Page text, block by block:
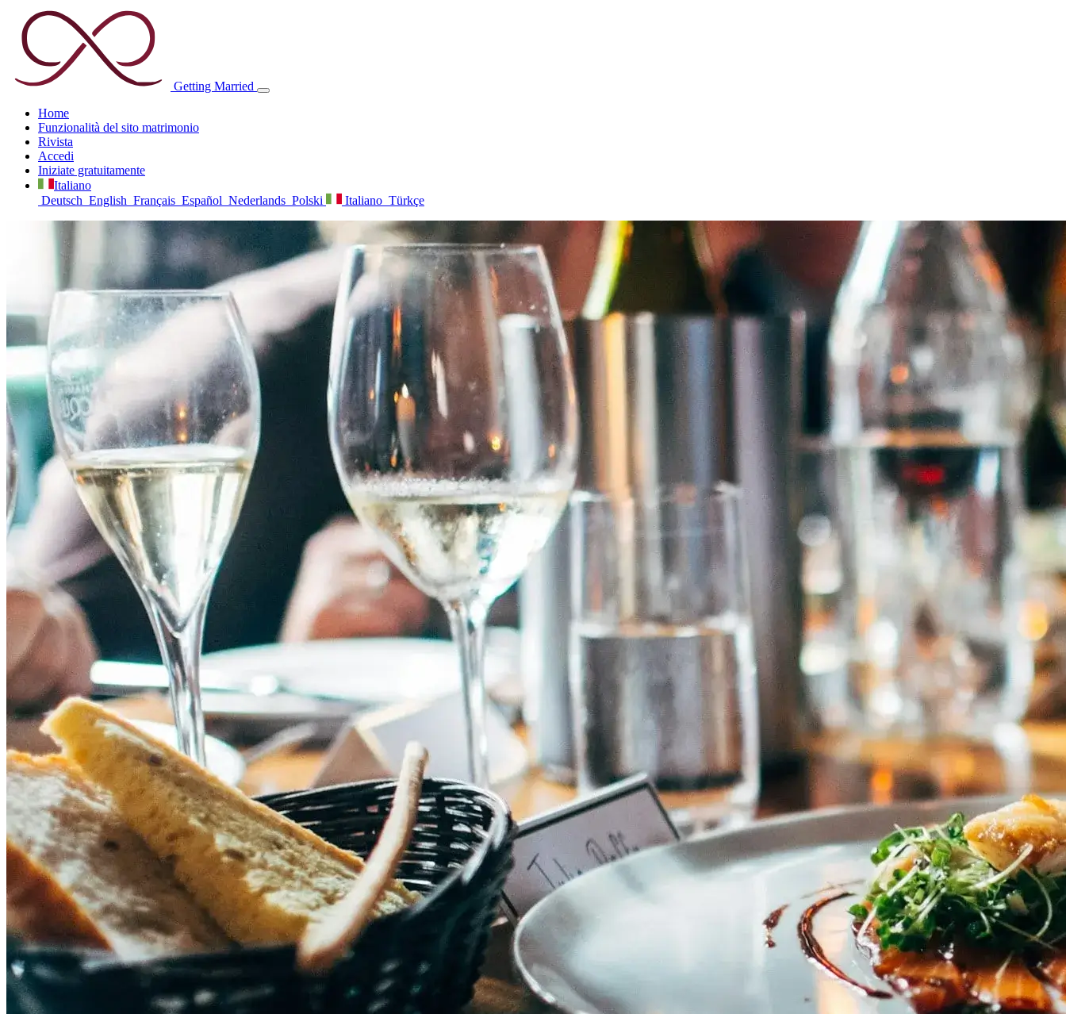
Getting Married
Home
Funzionalità del sito matrimonio
Rivista
Accedi
Iniziate gratuitamente
Italiano
Deutsch English Français Español Nederlands Polski Italiano Türkçe